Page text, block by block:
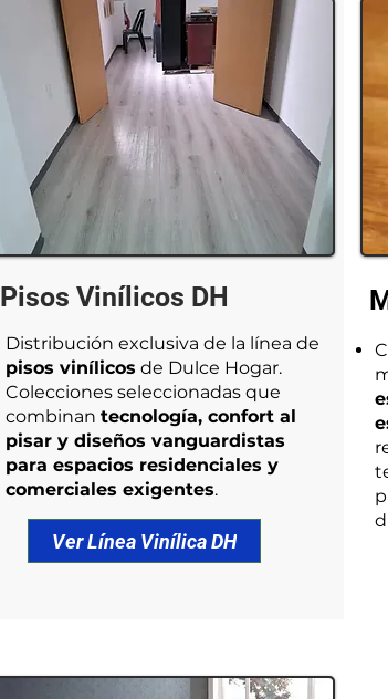
Pisos Vinílicos DH
Distribución exclusiva de la línea de
pisos vinílicos de Dulce Hogar.
Colecciones seleccionadas que
combinan tecnología, confort al
pisar y diseños vanguardistas
para espacios residenciales y
comerciales exigentes.
Ver Línea Vinílica DH